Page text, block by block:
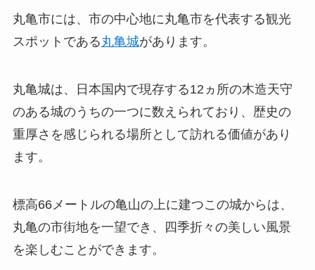
丸亀市には、市の中心地に丸亀市を代表する観光
スポットである丸亀城があります。
丸亀城は、日本国内で現存する12ヵ所の木造天守
のある城のうちの一つに数えられており、歴史の
重厚さを感じられる場所として訪れる価値があり
ます。
標高66メートルの亀山の上に建つこの城からは、
丸亀の市街地を一望でき、四季折々の美しい風景
を楽しむことができます。